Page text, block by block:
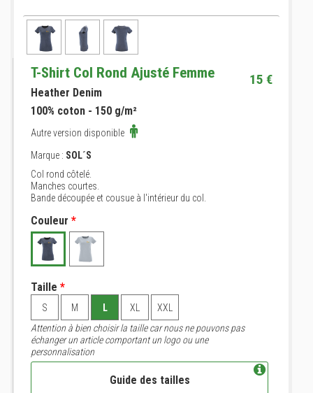
T-Shirt Col Rond Ajusté Femme 15 €
Heather Denim
100% coton - 150 g/m²
Autre version disponible
Marque : SOL´S
Col rond côtelé.
Manches courtes.
Bande découpée et cousue à l'intérieur du col.
Couleur *
Taille *
S M L XL
XXL
Attention à bien choisir la taille car nous ne pouvons pas
échanger un article comportant un logo ou une
personnalisation
Guide des tailles